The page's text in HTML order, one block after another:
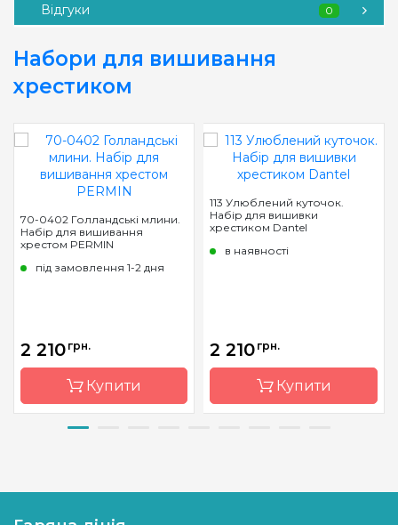
Відгуки
0
Набори для вишивання
хрестиком
70-0402 Голландські млини.
Набір для вишивання
хрестом PERMIN
під замовлення 1-2 дня
2 210 грн.
Купити
Країна
Данія
113 Улюблений куточок.
Набір для вишивки
хрестиком Dantel
в наявності
2 210 грн.
Купити
Країна
Україна